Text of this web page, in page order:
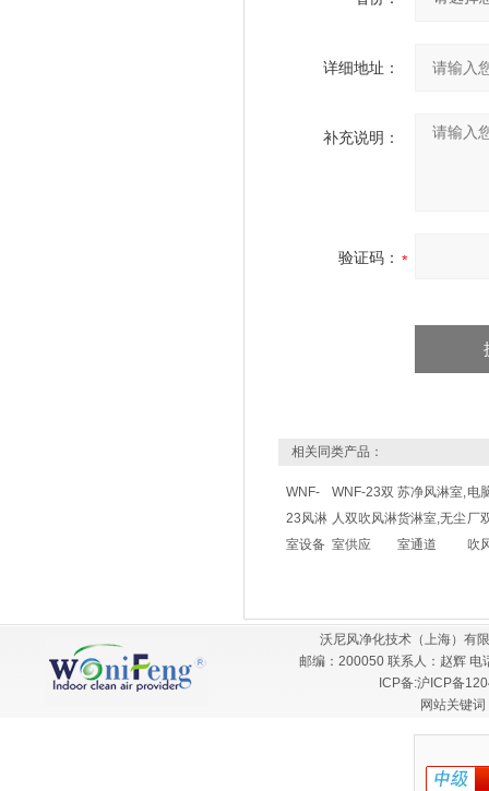
详细地址：
补充说明：
验证码：
相关同类产品：
WNF-
23风淋
室设备
WNF-23双
人双吹风淋
室供应
苏净风淋室,
货淋室,无尘
室通道
电
厂
吹
沃尼风净化技术（上海）有
邮编：200050 联系人：赵辉
ICP备:沪ICP备
网站关键